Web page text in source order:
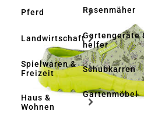
Pferd
Landwirtschaft
Spielwaren &
Freizeit
Haus &
Wohnen
Rasenmäher
Gartengeräte
helfer
Schubkarren
Gartenmöbel
Bildergalerie überspringen